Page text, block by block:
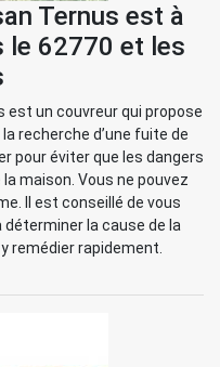
Ternus est à
le 62770 et les
est un couvreur qui propose
recherche d’une fuite de
pour éviter que les dangers
maison. Vous ne pouvez
Il est conseillé de vous
la cause de la
remédier rapidement.